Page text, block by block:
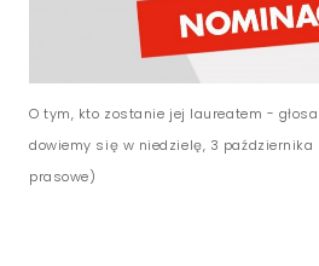
O tym, kto zostanie jej laureatem -
dowiemy się w niedzielę, 3 października
prasowe)